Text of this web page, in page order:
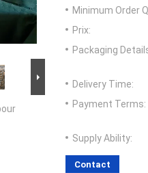
Minimum Order
Prix:
Packaging
Delivery Time:
Payment Terms:
Supply Ability:
Contact